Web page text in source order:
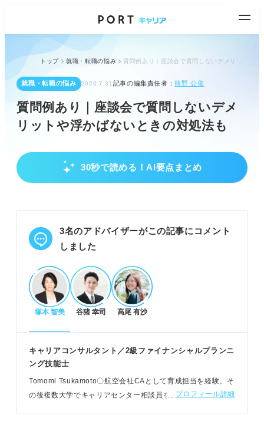
トップ 就職・転職の悩み
就職・転職の悩み 2026.7.31記事の編集責任者：熊野 公俊
質問例あり｜座談会で質問しないデメ
リットや浮かばないときの対処法も
30秒で読める！AI要点まとめ
座談会で質問するメリット・デメリット
る可能性がある。
質問しないと企業研究や逆質問練習の機会を失うデ
POINT：質問は選考を有利に進めるチャンスと捉え
よう。
座談会で効果的に質問する方法
事業内容、仕事内容、社風、求める人物像、キャリ
アプランに関する質問を用意する。
すことを意識する。
声の大きさやスピードを意識し、質問後はお礼を伝
えるマナーを守る。
3名のアドバイザーがこの記事にコメント
しました
塚本 智美 谷猪 幸司 高尾 有沙
キャリアコンサルタント／2級ファイナンシャルプランニ
ング技能士
Tomomi Tsukamoto〇航空会社CAとして育成担当を経験。そ
の後複数大学でキャリアセンター相談員を務め、就活サイト
プロフィール詳細